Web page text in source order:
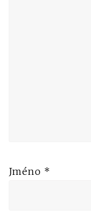
Jméno *